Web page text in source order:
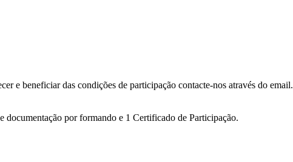
e beneficiar das condições de participação contacte-nos através do email.
por formando e 1 Certificado de Participação.